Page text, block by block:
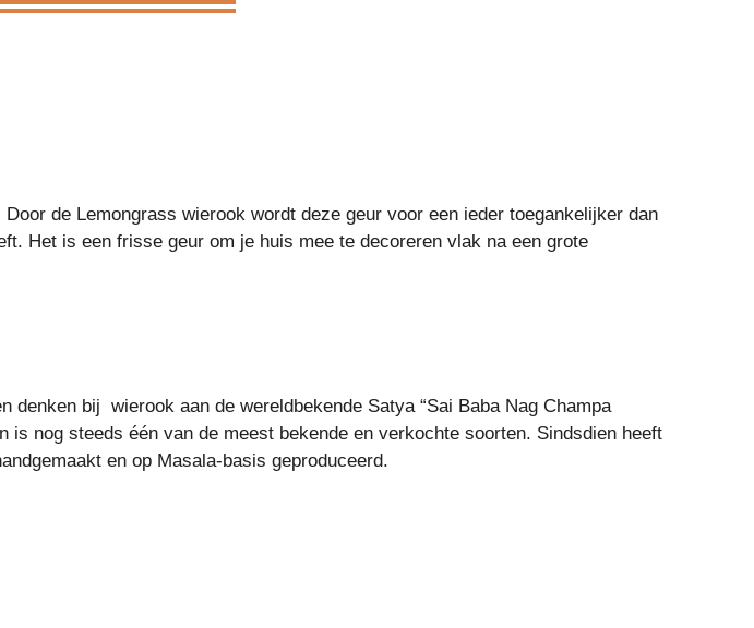
de Lemongrass wierook wordt deze geur voor een ieder toegankelijker dan
Het is een frisse geur om je huis mee te decoreren vlak na een grote
bij wierook aan de wereldbekende Satya “Sai Baba Nag Champa
nog steeds één van de meest bekende en verkochte soorten. Sindsdien heeft
en op Masala-basis geproduceerd.